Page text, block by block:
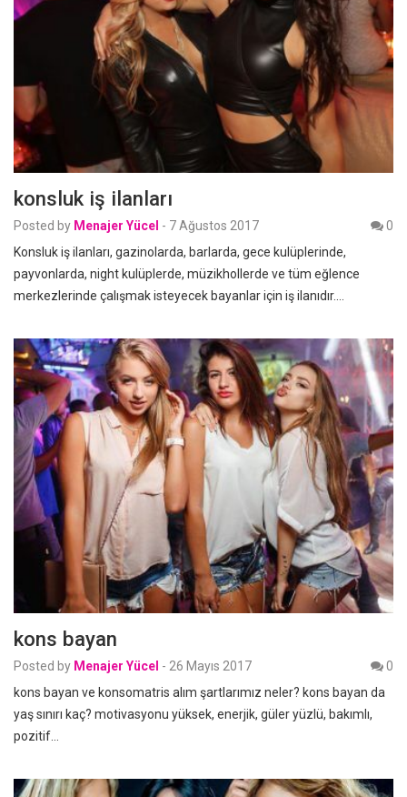
konsluk iş ilanları
Posted by Menajer Yücel - 7 Ağustos 2017
0
Konsluk iş ilanları, gazinolarda, barlarda, gece kulüplerinde,
payvonlarda, night kulüplerde, müzikhollerde ve tüm eğlence
merkezlerinde çalışmak isteyecek bayanlar için iş ilanıdır.…
kons bayan
Posted by Menajer Yücel - 26 Mayıs 2017
0
kons bayan ve konsomatris alım şartlarımız neler? kons bayan da
yaş sınırı kaç? motivasyonu yüksek, enerjik, güler yüzlü, bakımlı,
pozitif…